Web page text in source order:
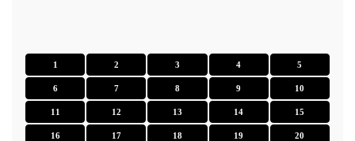
1 2 3 4 5
6 7 8 9 10
11 12 13 14 15
16 17 18 19 20